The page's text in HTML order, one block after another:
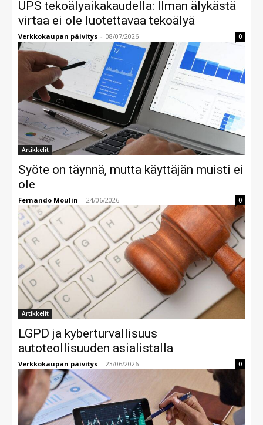
UPS tekoälyaikakaudella: Ilman älykästä
virtaa ei ole luotettavaa tekoälyä
Verkkokaupan päivitys - 08/07/2026 0
Artikkelit
Syöte on täynnä, mutta käyttäjän muisti ei
ole
Fernando Moulin - 24/06/2026 0
Artikkelit
LGPD ja kyberturvallisuus
autoteollisuuden asialistalla
Verkkokaupan päivitys - 23/06/2026 0